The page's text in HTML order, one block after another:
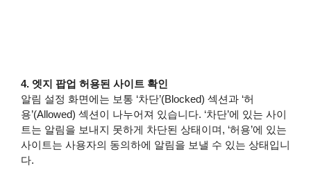
4. 엣지 팝업 허용된 사이트 확인
알림 설정 화면에는 보통 ‘차단’(Blocked) 섹션과 ‘허
용’(Allowed) 섹션이 나누어져 있습니다. ‘차단’에 있는 사이
트는 알림을 보내지 못하게 차단된 상태이며, ‘허용’에 있는
사이트는 사용자의 동의하에 알림을 보낼 수 있는 상태입니
다.